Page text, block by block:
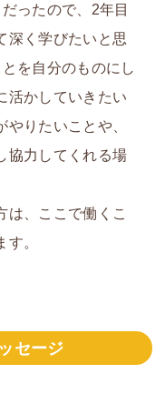
ったので、2年目
深く学びたいと思
を自分のものにし
活かしていきたい
りたいことや、
協力してくれる場
は、ここで働くこ
。
セージ